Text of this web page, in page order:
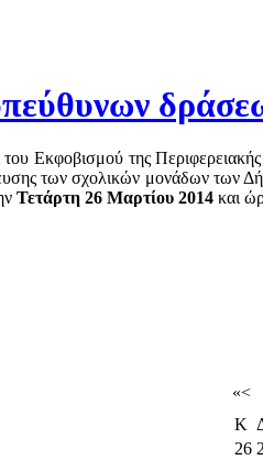
Εκφοβισμού της
των σχολικών μονάδων των
Τετάρτη 26 Μαρτίου 2014 και
«<
Κ
26